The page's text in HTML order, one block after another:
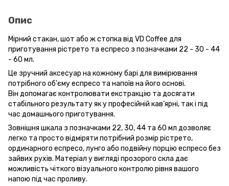
Опис
Мірний стакан, шот або ж стопка від VD Coffee для
приготування рістрето та еспресо з позначками 22 - 30 - 44
- 60 мл.
Це зручний аксесуар на кожному барі для вимірювання
потрібного об’єму еспресо та напоїв на його основі.
Він допомагає контролювати екстракцію та досягати
стабільного результату як у професійній кав’ярні, так і під
час домашнього приготування.
Зовнішня шкала з позначками 22, 30, 44 та 60 мл дозволяє
легко та просто відміряти потрібний розмір рістрето,
ординарного еспресо, лунго або подвійну порцію еспресо без
зайвих рухів. Матеріал у вигляді прозорого скла дає
можливість чіткого візуального контролю рівня вашого
напою під час проливу.